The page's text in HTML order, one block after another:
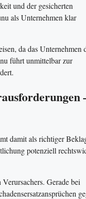
und der gesicherten
als Unternehmen klar
da das Unternehmen
führt unmittelbar zur
damit als richtiger
potenziell
Gerade bei